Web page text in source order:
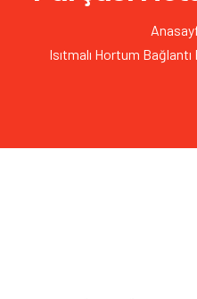
Isıtmalı Hortum Bağlantı